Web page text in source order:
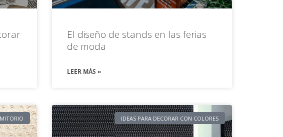
El diseño de stands en las ferias
de moda
LEER MÁS »
IDEAS PARA DECORAR CON COLORES